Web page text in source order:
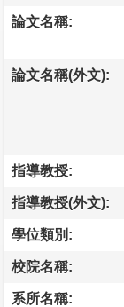
論文名稱:
論文名稱(外文):
指導教授:
指導教授(外文):
學位類別:
校院名稱:
系所名稱: